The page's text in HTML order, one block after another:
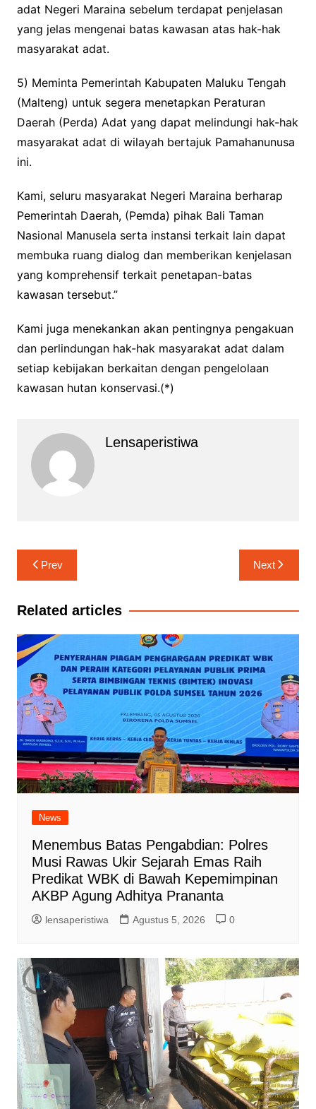
adat Negeri Maraina sebelum terdapat penjelasan
yang jelas mengenai batas kawasan atas hak-hak
masyarakat adat.
5) Meminta Pemerintah Kabupaten Maluku Tengah
(Malteng) untuk segera menetapkan Peraturan
Daerah (Perda) Adat yang dapat melindungi hak-hak
masyarakat adat di wilayah bertajuk Pamahanunusa
ini.
Kami, seluru masyarakat Negeri Maraina berharap
Pemerintah Daerah, (Pemda) pihak Bali Taman
Nasional Manusela serta instansi terkait lain dapat
membuka ruang dialog dan memberikan kenjelasan
yang komprehensif terkait penetapan-batas
kawasan tersebut.”
Kami juga menekankan akan pentingnya pengakuan
dan perlindungan hak-hak masyarakat adat dalam
setiap kebijakan berkaitan dengan pengelolaan
kawasan hutan konservasi.(*)
Lensaperistiwa
Navigasi
pos
Prev Next
Related articles
News
Menembus Batas Pengabdian: Polres
Musi Rawas Ukir Sejarah Emas Raih
Predikat WBK di Bawah Kepemimpinan
AKBP Agung Adhitya Prananta
lensaperistiwa Agustus 5, 2026 0